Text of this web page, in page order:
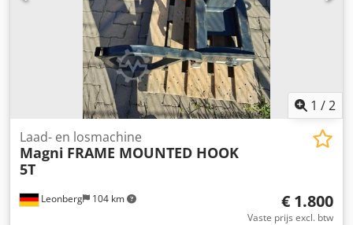
1 /2
Leonberg 104 km
Laad- en losmachine
Magni FRAME MOUNTED HOOK
5T
€ 1.800
Vaste prijs excl. btw